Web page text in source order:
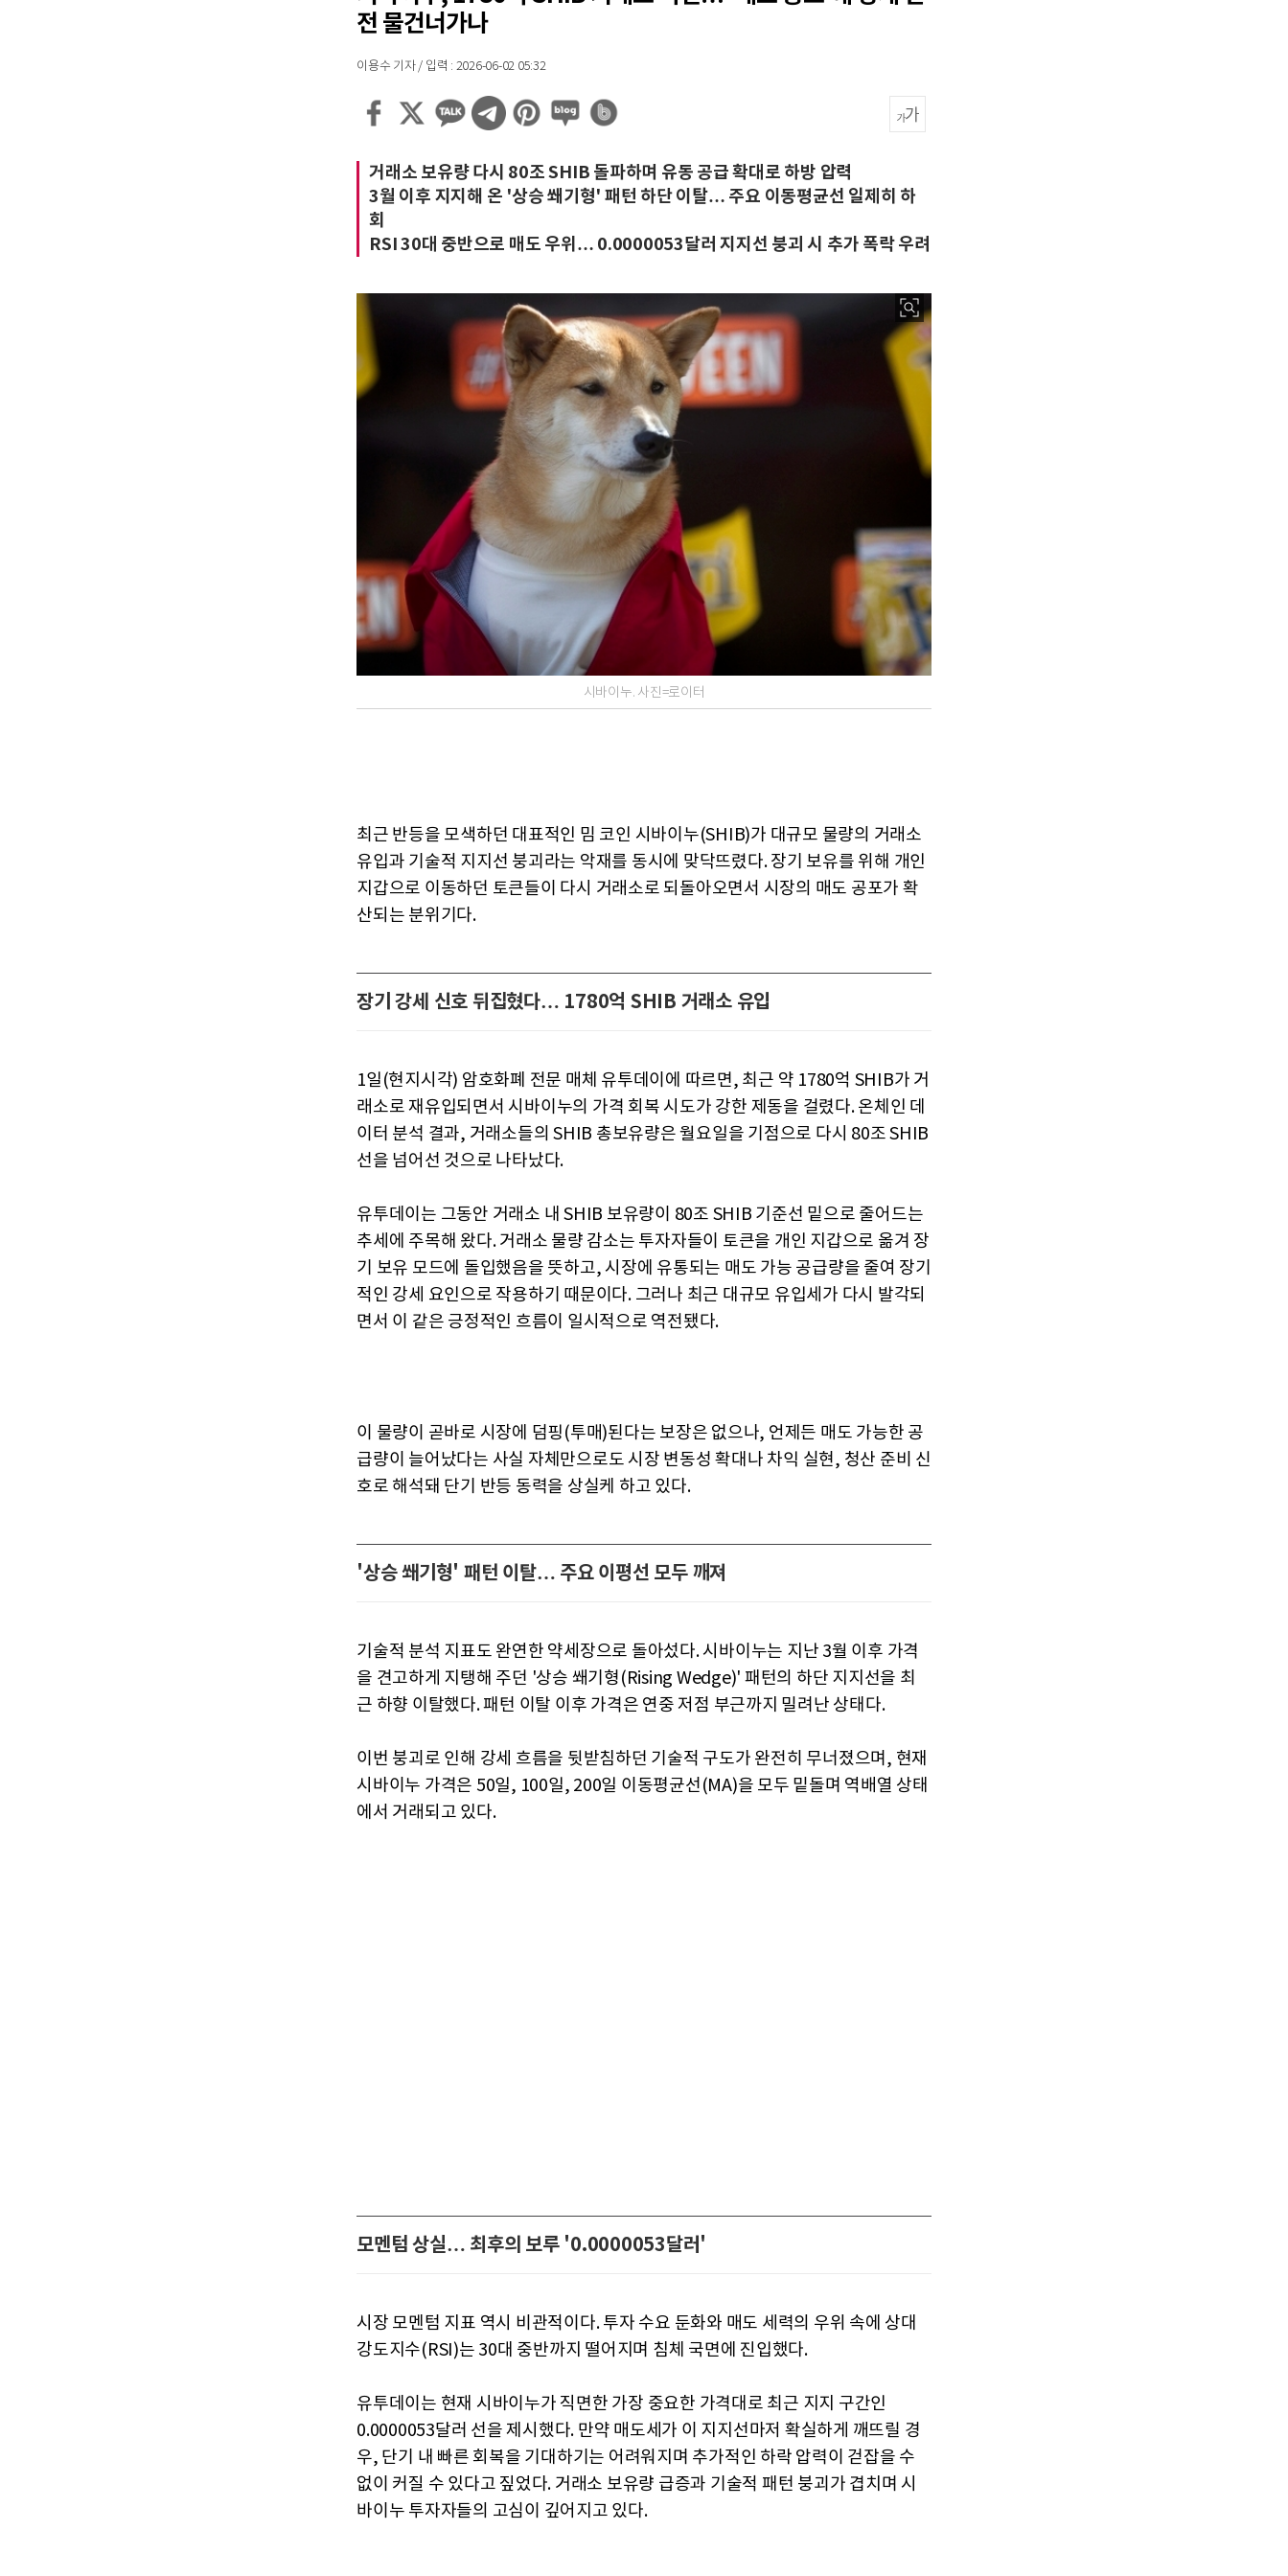
전 물건너가나
이용수 기자 / 입력 : 2026-06-02 05:32
거래소 보유량 다시 80조 SHIB 돌파하며 유동 공급 확대로 하방 압력
3월 이후 지지해 온 '상승 쐐기형' 패턴 하단 이탈… 주요 이동평균선 일제히 하
회
RSI 30대 중반으로 매도 우위… 0.0000053달러 지지선 붕괴 시 추가 폭락 우려
시바이누. 사진=로이터
최근 반등을 모색하던 대표적인 밈 코인 시바이누(SHIB)가 대규모 물량의 거래소
유입과 기술적 지지선 붕괴라는 악재를 동시에 맞닥뜨렸다. 장기 보유를 위해 개인
지갑으로 이동하던 토큰들이 다시 거래소로 되돌아오면서 시장의 매도 공포가 확
산되는 분위기다.
장기 강세 신호 뒤집혔다… 1780억 SHIB 거래소 유입
1일(현지시각) 암호화폐 전문 매체 유투데이에 따르면, 최근 약 1780억 SHIB가 거
래소로 재유입되면서 시바이누의 가격 회복 시도가 강한 제동을 걸렸다. 온체인 데
이터 분석 결과, 거래소들의 SHIB 총보유량은 월요일을 기점으로 다시 80조 SHIB
선을 넘어선 것으로 나타났다.
유투데이는 그동안 거래소 내 SHIB 보유량이 80조 SHIB 기준선 밑으로 줄어드는
추세에 주목해 왔다. 거래소 물량 감소는 투자자들이 토큰을 개인 지갑으로 옮겨 장
기 보유 모드에 돌입했음을 뜻하고, 시장에 유통되는 매도 가능 공급량을 줄여 장기
적인 강세 요인으로 작용하기 때문이다. 그러나 최근 대규모 유입세가 다시 발각되
면서 이 같은 긍정적인 흐름이 일시적으로 역전됐다.
이 물량이 곧바로 시장에 덤핑(투매)된다는 보장은 없으나, 언제든 매도 가능한 공
급량이 늘어났다는 사실 자체만으로도 시장 변동성 확대나 차익 실현, 청산 준비 신
호로 해석돼 단기 반등 동력을 상실케 하고 있다.
'상승 쐐기형' 패턴 이탈… 주요 이평선 모두 깨져
기술적 분석 지표도 완연한 약세장으로 돌아섰다. 시바이누는 지난 3월 이후 가격
을 견고하게 지탱해 주던 '상승 쐐기형(Rising Wedge)' 패턴의 하단 지지선을 최
근 하향 이탈했다. 패턴 이탈 이후 가격은 연중 저점 부근까지 밀려난 상태다.
이번 붕괴로 인해 강세 흐름을 뒷받침하던 기술적 구도가 완전히 무너졌으며, 현재
시바이누 가격은 50일, 100일, 200일 이동평균선(MA)을 모두 밑돌며 역배열 상태
에서 거래되고 있다.
모멘텀 상실… 최후의 보루 '0.0000053달러'
시장 모멘텀 지표 역시 비관적이다. 투자 수요 둔화와 매도 세력의 우위 속에 상대
강도지수(RSI)는 30대 중반까지 떨어지며 침체 국면에 진입했다.
유투데이는 현재 시바이누가 직면한 가장 중요한 가격대로 최근 지지 구간인
0.0000053달러 선을 제시했다. 만약 매도세가 이 지지선마저 확실하게 깨뜨릴 경
우, 단기 내 빠른 회복을 기대하기는 어려워지며 추가적인 하락 압력이 걷잡을 수
없이 커질 수 있다고 짚었다. 거래소 보유량 급증과 기술적 패턴 붕괴가 겹치며 시
바이누 투자자들의 고심이 깊어지고 있다.